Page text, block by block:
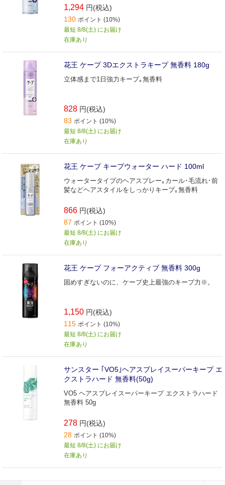
1,294 円(税込)
130 ポイント (10%)
最短 8/8(土) にお届け
在庫あり
花王 ケープ 3Dエクストラキープ 無香料 180g
立体感まで1日強力キープ｡無香料
828 円(税込)
83 ポイント (10%)
最短 8/8(土) にお届け
在庫あり
花王 ケープ キープウォーター ハード 100ml
ウォータータイプのヘアスプレー｡カール･毛流れ･前
髪などヘアスタイルをしっかりキープ｡無香料
866 円(税込)
87 ポイント (10%)
最短 8/8(土) にお届け
在庫あり
花王 ケープ フォーアクティブ 無香料 300g
固めすぎないのに、ケープ史上最強のキープ力※。
1,150 円(税込)
115 ポイント (10%)
最短 8/8(土) にお届け
在庫あり
サンスター ｢VO5｣ヘアスプレイスーパーキープ エ
クストラハード 無香料(50g)
VO5 ヘアスプレイスーパーキープ エクストラハード
無香料 50g
278 円(税込)
28 ポイント (10%)
最短 8/8(土) にお届け
在庫あり